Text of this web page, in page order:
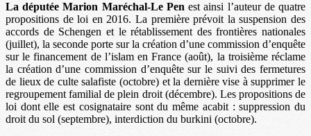
La députée Marion Maréchal-Le Penest ainsi l’auteur de quatre
propositions de loi en 2016. La première prévoit la suspension des
accords de Schengen et le rétablissement des frontières nationales
(juillet), la seconde porte sur la création d’une commission d’enquête
sur le financement de l’islam en France (août), la troisième réclame
la création d’une commission d’enquête sur le suivi des fermetures
de lieux de culte salafiste (octobre) et la dernière vise à supprimer le
regroupement familial de plein droit (décembre). Les propositions de
loi dont elle est cosignataire sont du même acabit : suppression du
droit du sol (septembre), interdiction du burkini (octobre).